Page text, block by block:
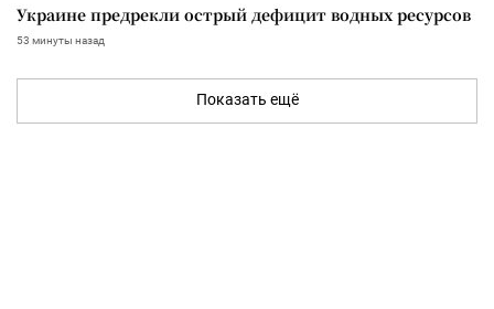
Украине предрекли острый дефицит водных ресурсов
53 минуты назад
Показать ещё